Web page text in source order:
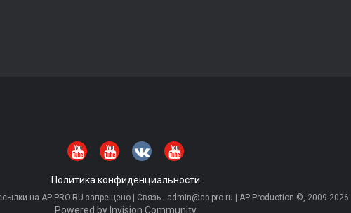
Политика конфиденциальности
на AP-PRO.RU запрещено | Связь - admin@ap-pro.ru | AP Production ©, 2009-2026 |
Powered by Invision Community